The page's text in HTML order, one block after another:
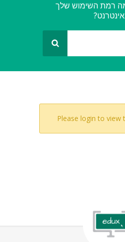
רמת השימוש שלך
Please login to view